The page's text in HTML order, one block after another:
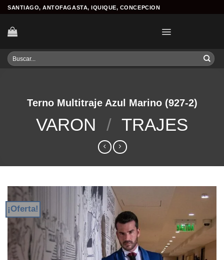
Skip
content
SANTIAGO, ANTOFAGASTA, IQUIQUE, CONCEPCION
Buscar
por:
Terno Multitraje Azul Marino (927-2)
VARON / TRAJES
¡Oferta!